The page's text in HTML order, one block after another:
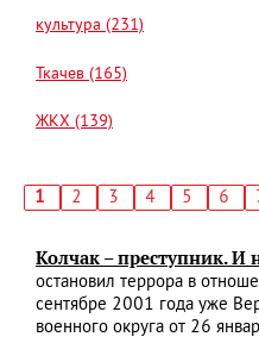
культура (231)
Ткачев (165)
ЖКХ (139)
Текущая
1 Страница
2 Страница
3 Страница
4 Страница
5 6
Колчак – преступник. И
остановил террора в
сентябре 2001 года уже
военного округа от 26